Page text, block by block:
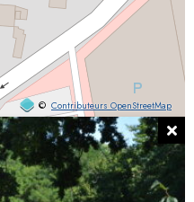
© Contributeurs OpenStreetMap